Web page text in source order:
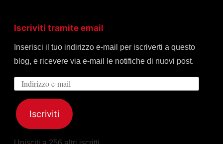
Iscriviti tramite email
Inserisci il tuo indirizzo e-mail per iscriverti a questo
blog, e ricevere via e-mail le notifiche di nuovi post.
Indirizzo
mail
Iscriviti